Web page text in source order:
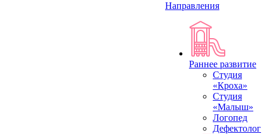
Направления
Раннее развитие
Студия
«Кроха»
Студия
«Малыш»
Логопед
Дефектолог